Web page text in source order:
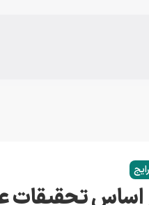
اساس تحقیقات